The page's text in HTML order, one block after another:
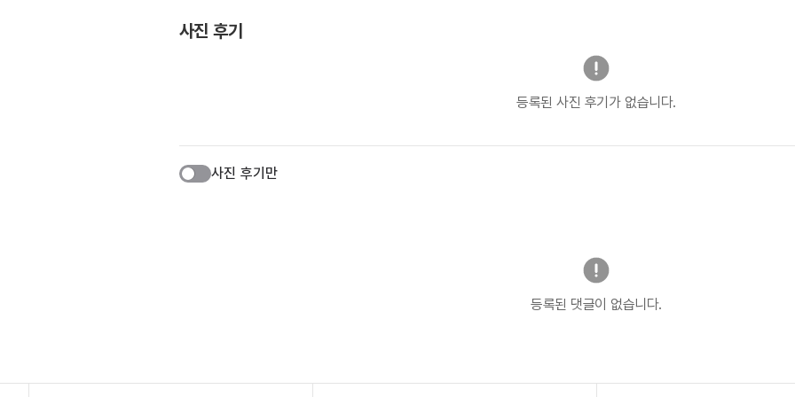
사진 후기
등록된 사진 후기가 없습니다.
사진 후기만
등록된 댓글이 없습니다.